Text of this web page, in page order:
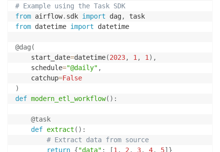
# Example using the Task SDK
from airflow. sdk import dag,
from datetime import datetime
@dag (
    start_date
=datetime(2023, 1 , 1 ) ,
    schedule
="@daily" ,
    catchup
=False
)
def modern_etl_workflow( ) :
@task
def extract ( ) :
# Extract data from source
return {"data" : [1 , 2 , 3, 4, 5] }